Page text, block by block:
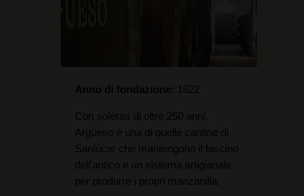
Anno di fondazione 1822
Con soleras di oltre 250 anni,
Argüeso è una di quelle cantine di
Sanlúcar che mantengono il fascino
dell'antico e un sistema artigianale
per produrre i propri manzanilla.